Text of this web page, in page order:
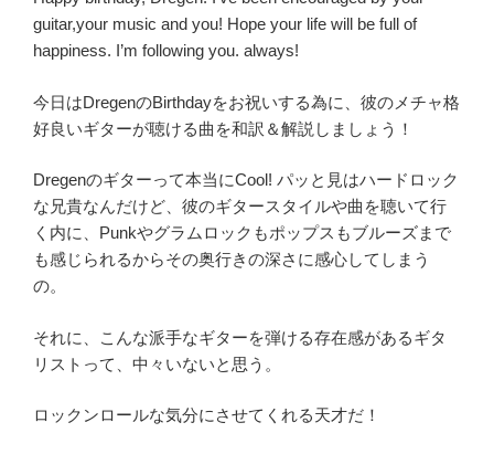
guitar,your music and you! Hope your life will be full of
happiness. I’m following you. always!
今日はDregenのBirthdayをお祝いする為に、彼のメチャ格
好良いギターが聴ける曲を和訳＆解説しましょう！
Dregenのギターって本当にCool! パッと見はハードロック
な兄貴なんだけど、彼のギタースタイルや曲を聴いて行
く内に、Punkやグラムロックもポップスもブルーズまで
も感じられるからその奥行きの深さに感心してしまう
の。
それに、こんな派手なギターを弾ける存在感があるギタ
リストって、中々いないと思う。
ロックンロールな気分にさせてくれる天才だ！